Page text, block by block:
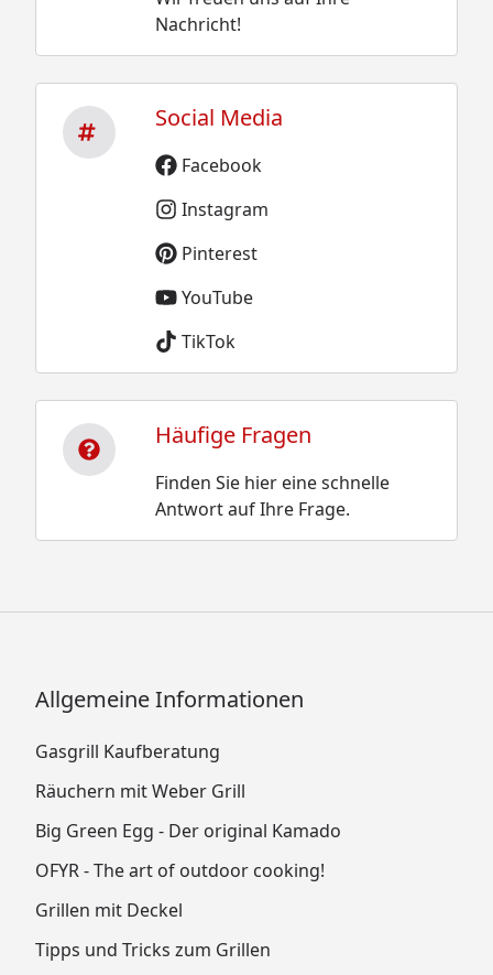
Nachricht!
Social Media
Facebook
Instagram
Pinterest
YouTube
TikTok
Häufige Fragen
Finden Sie hier eine schnelle
Antwort auf Ihre Frage.
Allgemeine Informationen
Gasgrill Kaufberatung
Räuchern mit Weber Grill
Big Green Egg - Der original Kamado
OFYR - The art of outdoor cooking!
Grillen mit Deckel
Tipps und Tricks zum Grillen